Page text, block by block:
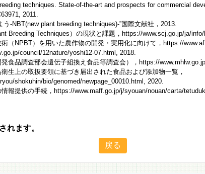
techniques. State-of-the-art and prospects for commercial
2011.
NBT(new plant breeding techniques)-”国際文献社，2013.
Breeding Techniques）の現状と課題，https://www.scj.go.jp/ja/
（NPBT）を用いた農作物の開発・実用化に向けて，https://
council/12nature/yoshi12-07.html, 2018.
食品調査部会遺伝子組換え食品等調査会），https://
生上の取扱要領に基づき届出された食品および添加物一覧，
shokuhin/bio/genomed/newpage_00010.html, 2020.
報提供の手続，https://www.maff.go.jp/j/syouan/nouan/carta/
れます。